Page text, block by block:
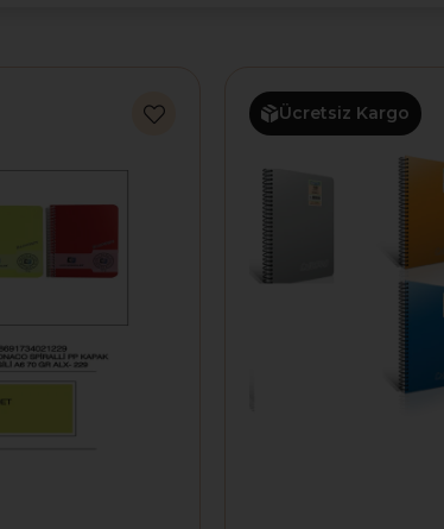
Ücretsiz Kargo